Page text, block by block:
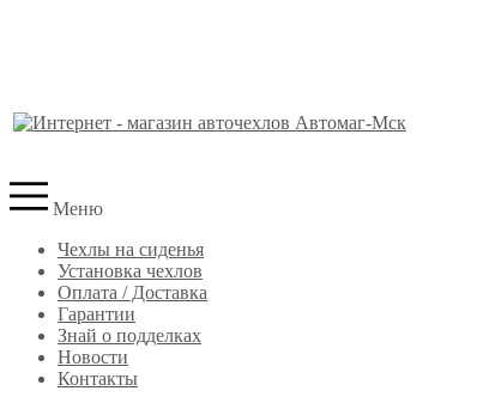
Меню
Чехлы на сиденья
Установка чехлов
Оплата / Доставка
Гарантии
Знай о подделках
Новости
Контакты